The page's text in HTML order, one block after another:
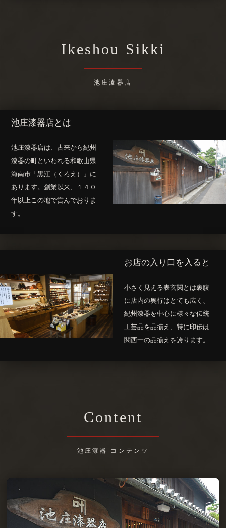
Ikeshou Sikki
池庄漆器店
池庄漆器店とは
池庄漆器店は、古来から紀州
漆器の町といわれる和歌山県
海南市「黒江（くろえ）」に
あります。創業以来、１４０
年以上この地で営んでおりま
す。
お店の入り口を入ると
小さく見える表玄関とは裏腹
に店内の奥行はとても広く、
紀州漆器を中心に様々な伝統
工芸品を品揃え、特に印伝は
関西一の品揃えを誇ります。
Content
池庄漆器 コンテンツ